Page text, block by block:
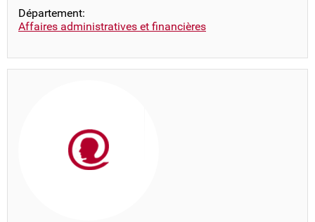
Département:
Affaires administratives et financières